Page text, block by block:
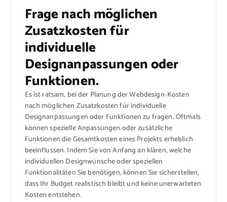
Frage nach möglichen
Zusatzkosten für
individuelle
Designanpassungen oder
Funktionen.
Es ist ratsam, bei der Planung der Webdesign-Kosten
nach möglichen Zusatzkosten für individuelle
Designanpassungen oder Funktionen zu fragen. Oftmals
können spezielle Anpassungen oder zusätzliche
Funktionen die Gesamtkosten eines Projekts erheblich
beeinflussen. Indem Sie von Anfang an klären, welche
individuellen Designwünsche oder speziellen
Funktionalitäten Sie benötigen, können Sie sicherstellen,
dass Ihr Budget realistisch bleibt und keine unerwarteten
Kosten entstehen.